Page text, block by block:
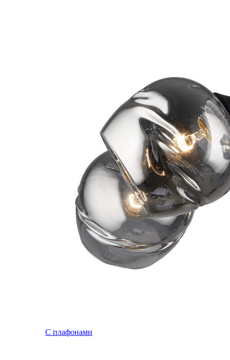
С плафонами